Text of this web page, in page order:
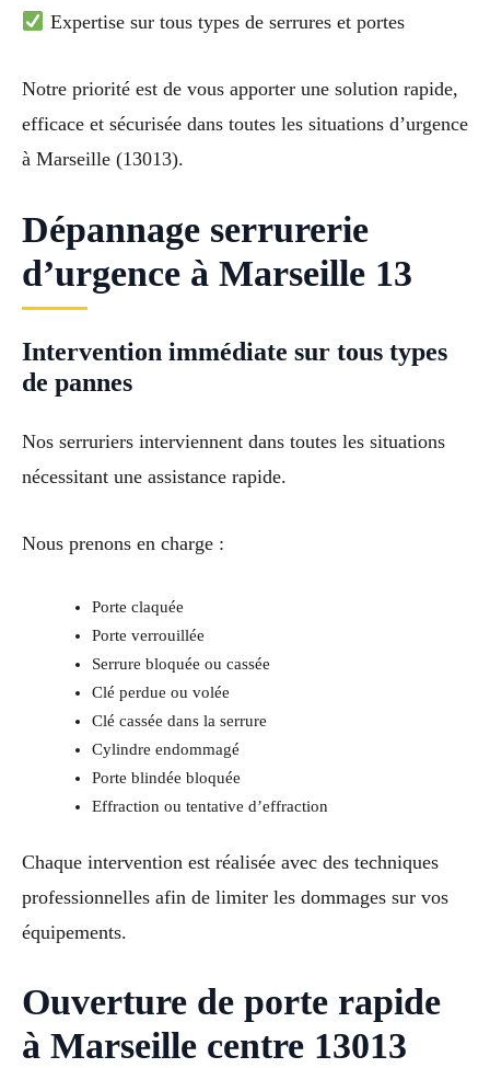
Expertise sur tous types de serrures et portes
Notre priorité est de vous apporter une solution rapide,
efficace et sécurisée dans toutes les situations d’urgence
à Marseille (13013).
Dépannage serrurerie
d’urgence à Marseille 13
Intervention immédiate sur tous types
de pannes
Nos serruriers interviennent dans toutes les situations
nécessitant une assistance rapide.
Nous prenons en charge :
Porte claquée
Porte verrouillée
Serrure bloquée ou cassée
Clé perdue ou volée
Clé cassée dans la serrure
Cylindre endommagé
Porte blindée bloquée
Effraction ou tentative d’effraction
Chaque intervention est réalisée avec des techniques
professionnelles afin de limiter les dommages sur vos
équipements.
Ouverture de porte rapide
à Marseille centre 13013